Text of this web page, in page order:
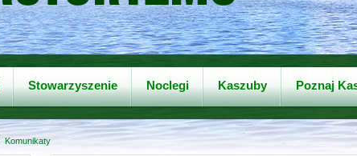
Stowarzyszenie Noclegi Kaszuby Poznaj
Komunikaty